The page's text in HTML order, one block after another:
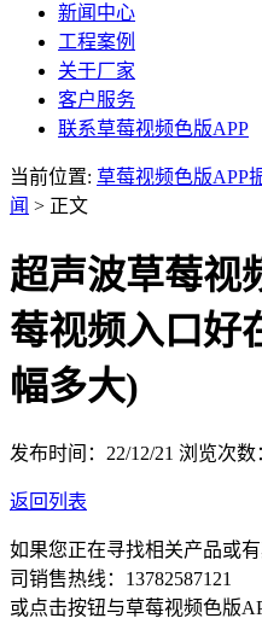
新闻中心
工程案例
关于厂家
客户服务
联系草莓视频色版APP
当前位置: 草莓视频色版APP
闻 > 正文
超声波草莓视
莓视频入口好
幅多大)
发布时间：22/12/21 浏览次数
返回列表
如果您正在寻找相关产品或
司销售热线： 13782587121
或点击按钮与草莓视频色版